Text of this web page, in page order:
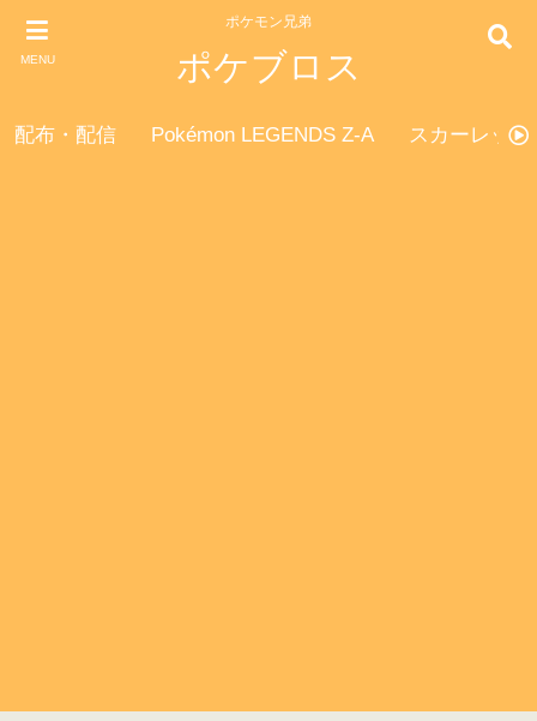
MENU
ポケモン兄弟
ポケブロス
配布・配信 Pokémon LEGENDS Z-A スカーレッ